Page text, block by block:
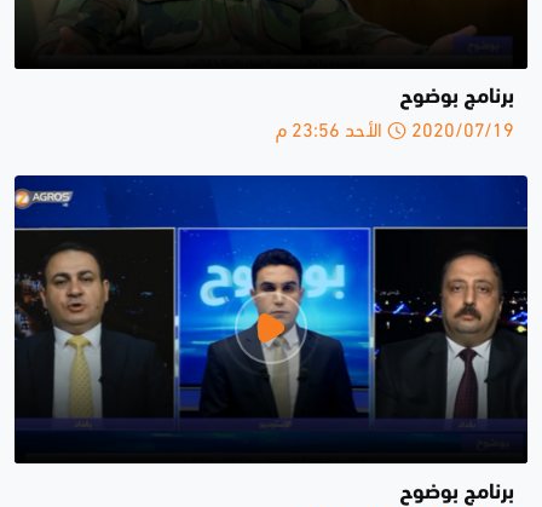
برنامج بوضوح
2020/07/19 الأحد 23:56 م
برنامج بوضوح